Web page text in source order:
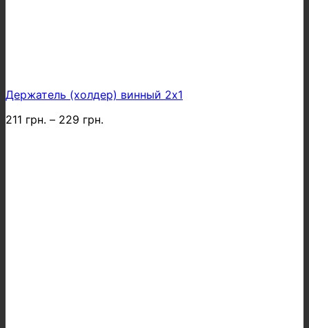
Держатель (холдер) винный 2х1
211 грн. – 229 грн.